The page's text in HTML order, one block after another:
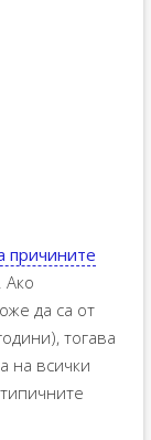
причините
Ако
да са от
тогава
на всички